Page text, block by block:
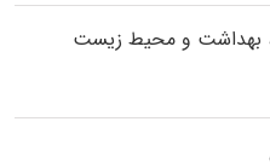
بهداشت و محیط زیست